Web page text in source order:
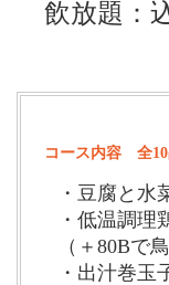
飲放題：
コース内容 全
・豆腐と水
・低温調理
（＋80Bで
・出汁巻玉